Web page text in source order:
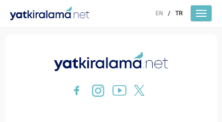
EN / TR